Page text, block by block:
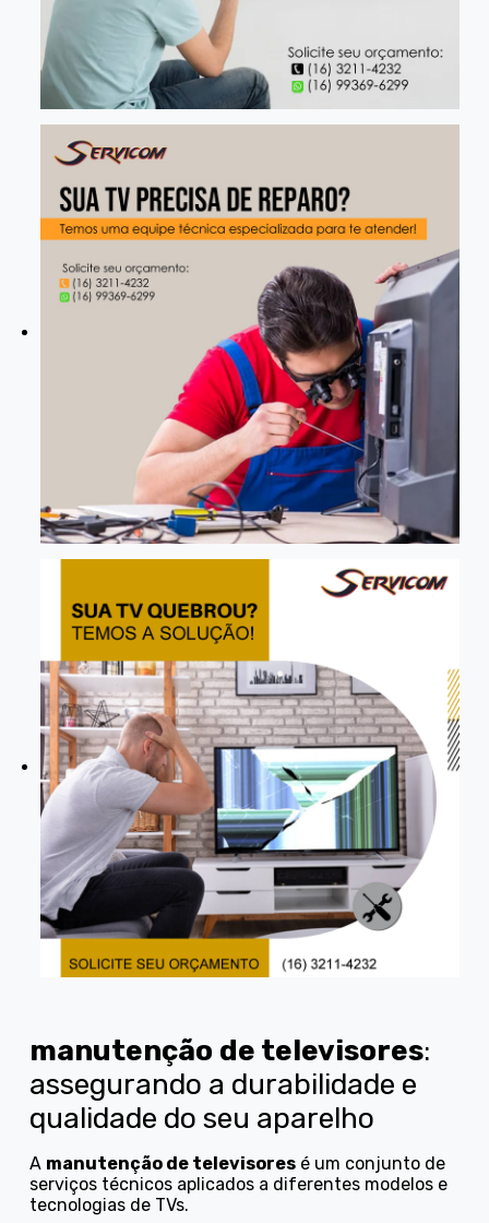
manutenção de televisores:
assegurando a durabilidade e
qualidade do seu aparelho
A manutenção de televisores é um conjunto de
serviços técnicos aplicados a diferentes modelos e
tecnologias de TVs.